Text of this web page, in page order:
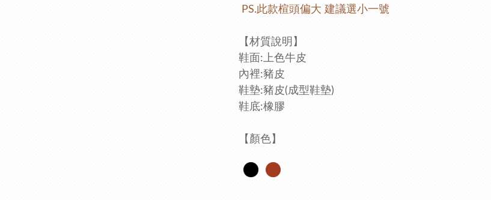
PS.此款楦頭偏大 建議選小一號
【材質說明】
鞋面:上色牛皮
內裡:豬皮
鞋墊:豬皮(成型鞋墊)
鞋底:橡膠
【顏色】